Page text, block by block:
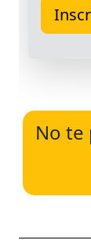
No te